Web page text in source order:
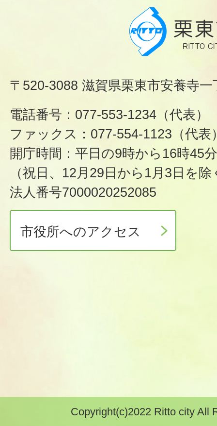
〒520-3088 滋賀県栗東市安養寺
電話番号：077-553-1234（代表）
ファックス：077-554-1123（代表
開庁時間：平日の9時から16時45分
（祝日、12月29日から1月3日を除
法人番号7000020252085
市役所へのアクセス
Copyright(c)2022 Ritto city All